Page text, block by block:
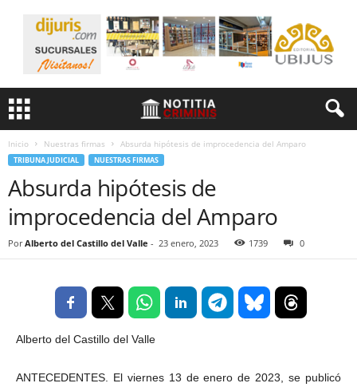
Inicio Nuestras firmas Absurda hipótesis de improcedencia del Amparo
TRIBUNA JUDICIAL NUESTRAS FIRMAS
Absurda hipótesis de
improcedencia del Amparo
Por Alberto del Castillo del Valle - 23 enero, 2023 1739 0
Alberto del Castillo del Valle
ANTECEDENTES. El viernes 13 de enero de 2023, se publicó